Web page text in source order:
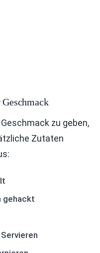
zu geben,
Zutaten
gehackt